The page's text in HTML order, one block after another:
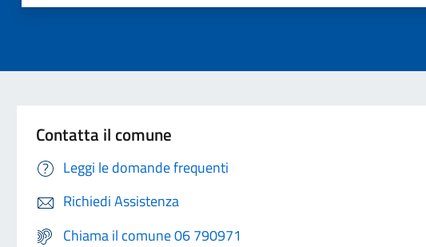
Contatta il comune
Leggi le domande frequenti
Richiedi Assistenza
Chiama il comune 06 790971